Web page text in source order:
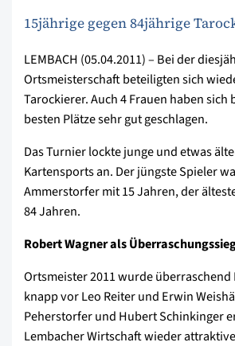
15jährige gegen 84jährige
LEMBACH (05.04.2011) – Bei der
Ortsmeisterschaft beteiligten sich
Tarockierer. Auch 4 Frauen haben sich
besten Plätze sehr gut geschlagen.
Das Turnier lockte junge und etwas
Kartensports an. Der jüngste Spieler
Ammerstorfer mit 15 Jahren, der
84 Jahren.
Robert Wagner als
Ortsmeister 2011 wurde überraschend
knapp vor Leo Reiter und Erwin
Peherstorfer und Hubert Schinkinger
Lembacher Wirtschaft wieder